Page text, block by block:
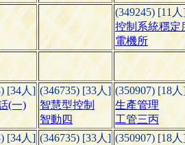
(349245) [11
控制系統穩定
電機所
[34人]
(一)
(346735) [33人]
智慧型控制
智動四
(350907) [18
生產管理
工管三丙
[34人] (346735) [33人] (350907) [18